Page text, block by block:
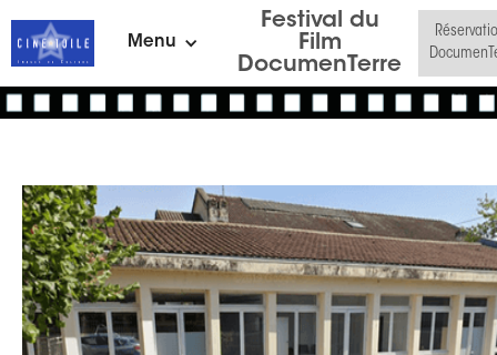
Menu
Festival du
Film
DocumenTerre